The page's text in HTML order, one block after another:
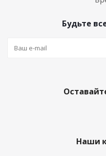
Будьте
Наши